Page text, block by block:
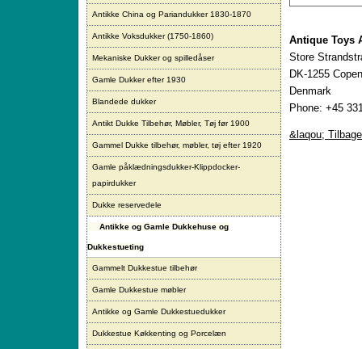
Antikke China og Pariandukker 1830-1870
Antikke Voksdukker (1750-1860)
Mekaniske Dukker og spilledåser
Gamle Dukker efter 1930
Blandede dukker
Antikt Dukke Tilbehør, Møbler, Tøj før 1900
Gammel Dukke tilbehør, møbler, tøj efter 1920
Gamle påklædningsdukker-Klippdocker-
papirdukker
Dukke reservedele
Antikke og Gamle Dukkehuse og
Dukkestueting
Gammelt Dukkestue tilbehør
Gamle Dukkestue møbler
Antikke og Gamle Dukkestuedukker
Dukkestue Køkkenting og Porcelæn
Antique Toys
Store
DK-1255
Denmark
Phone: +45
&laqou; Tilbage